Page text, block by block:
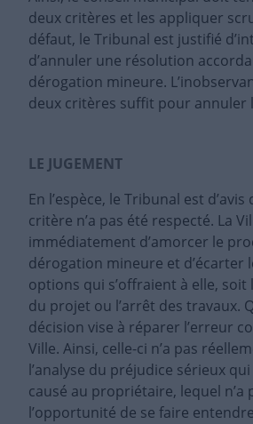
deux critères et les appliquer
défaut, le Tribunal est justifié
d’annuler une résolution
dérogation mineure.
deux critères suffit pour annuler
LE JUGEMENT
En l’espèce, le Tribunal est
critère n’a pas été respecté. La
immédiatement d’amorcer le
dérogation mineure et d’écarter
options qui s’offraient à elle,
du projet ou l’arrêt des travaux.
décision vise à réparer l’erreur
Ville. Ainsi, celle-ci n’a pas
l’analyse du préjudice sérieux
causé au propriétaire, lequel n’a
l’opportunité de se faire